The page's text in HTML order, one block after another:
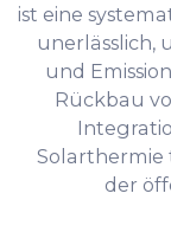
ist eine
unerlässlich,
und
Rückbau
Solarthermie
der